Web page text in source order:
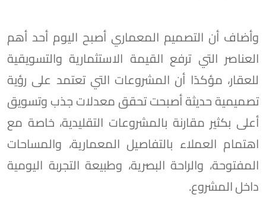
وأضاف أن التصميم المعماري أصبح اليوم أحد أهم
العناصر التي ترفع القيمة الاستثمارية والتسويقية
للعقار، مؤكدًا أن المشروعات التي تعتمد على رؤية
تصميمية حديثة أصبحت تحقق معدلات جذب وتسويق
أعلى بكثير مقارنة بالمشروعات التقليدية، خاصة مع
اهتمام العملاء بالتفاصيل المعمارية، والمساحات
المفتوحة، والراحة البصرية، وطبيعة التجربة اليومية
داخل المشروع.